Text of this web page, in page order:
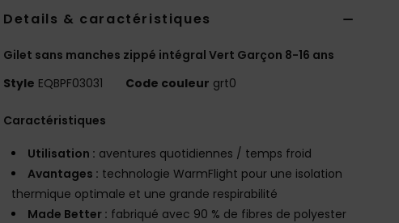
Details & caractéristiques
Gilet sans manches zippé intégral Vert Garçon 8-16 ans
Style EQBPF03031 Code couleur grt0
Caractéristiques
Utilisation : aventures quotidiennes / temps froid
Avantages : technologie WarmFlight pour une isolation
thermique optimale et une grande respirabilité
Made Better : fabriqué avec 90 % de fibres de polyester